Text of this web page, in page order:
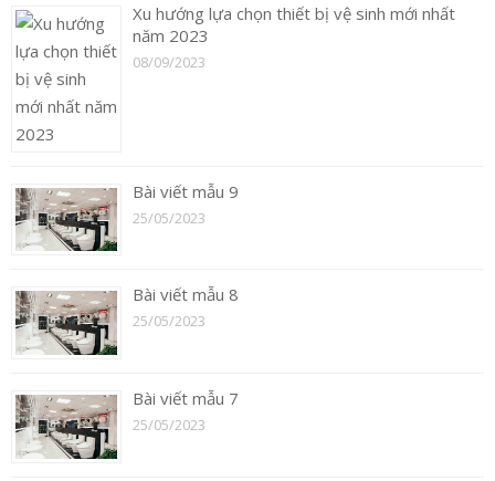
Xu hướng lựa chọn thiết bị vệ sinh mới nhất
năm 2023
08/09/2023
Bài viết mẫu 9
25/05/2023
Bài viết mẫu 8
25/05/2023
Bài viết mẫu 7
25/05/2023